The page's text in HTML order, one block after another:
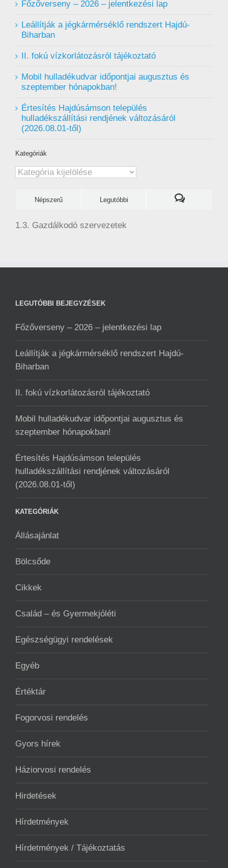
Főzőverseny – 2026 – jelentkezési lap
Leállítják a jégkármérséklő rendszert Hajdú-
Biharban
II. fokú vízkorlátozásról tájékoztató
Mobil hulladékudvar ️időpontjai augusztus és
szeptember hónapokban!
Értesítés Hajdúsámson település
hulladékszállítási rendjének változásáról
(2026.08.01-től)
Kategóriák
Kategóriák
Népszerű Legutóbbi
1.3. Gazdálkodó szervezetek
LEGUTÓBBI BEJEGYZÉSEK
Főzőverseny – 2026 – jelentkezési lap
Leállítják a jégkármérséklő rendszert Hajdú-
Biharban
II. fokú vízkorlátozásról tájékoztató
Mobil hulladékudvar ️időpontjai augusztus és
szeptember hónapokban!
Értesítés Hajdúsámson település
hulladékszállítási rendjének változásáról
(2026.08.01-től)
KATEGÓRIÁK
Állásajánlat
Bölcsőde
Cikkek
Család – és Gyermekjóléti
Egészségügyi rendelések
Egyéb
Értéktár
Fogorvosi rendelés
Gyors hírek
Háziorvosi rendelés
Hirdetések
Hírdetmények
Hírdetmények / Tájékoztatás